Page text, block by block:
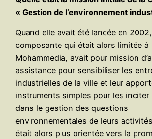
« Gestion de l’environnement
Quand elle avait été lancée en
composante qui était alors limitée à
Mohammedia, avait pour mission
assistance pour sensibiliser les
industrielles de la ville et leur
instruments simples pour les inciter
dans le gestion des questions
environnementales de leurs
était alors plus orientée vers la